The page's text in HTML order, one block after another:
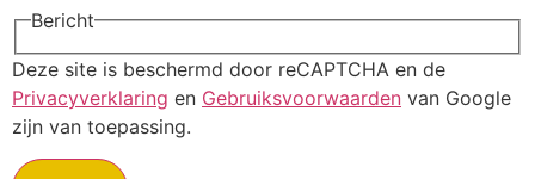
Bericht
Deze site is beschermd door reCAPTCHA en de
Privacyverklaring en Gebruiksvoorwaarden van Google
zijn van toepassing.